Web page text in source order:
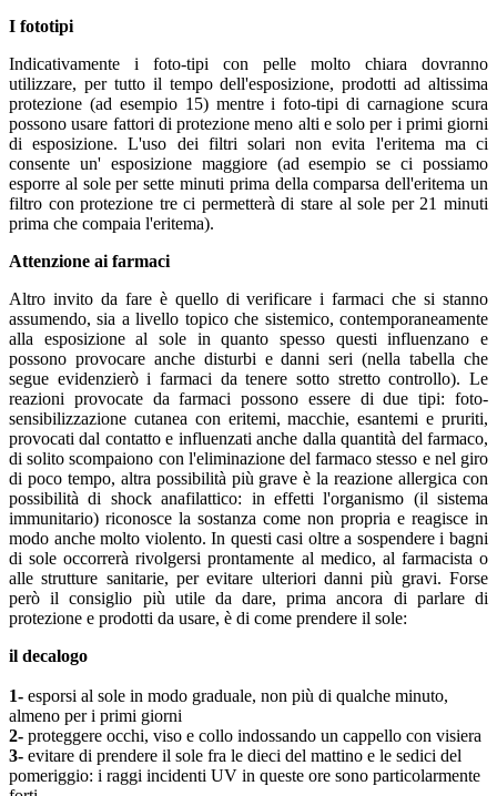
I fototipi
Indicativamente i foto-tipi con pelle molto chiara dovranno
utilizzare, per tutto il tempo dell'esposizione, prodotti ad altissima
protezione (ad esempio 15) mentre i foto-tipi di carnagione scura
possono usare fattori di protezione meno alti e solo per i primi giorni
di esposizione. L'uso dei filtri solari non evita l'eritema ma ci
consente un' esposizione maggiore (ad esempio se ci possiamo
esporre al sole per sette minuti prima della comparsa dell'eritema un
filtro con protezione tre ci permetterà di stare al sole per 21 minuti
prima che compaia l'eritema).
Attenzione ai farmaci
Altro invito da fare è quello di verificare i farmaci che si stanno
assumendo, sia a livello topico che sistemico, contemporaneamente
alla esposizione al sole in quanto spesso questi influenzano e
possono provocare anche disturbi e danni seri (nella tabella che
segue evidenzierò i farmaci da tenere sotto stretto controllo). Le
reazioni provocate da farmaci possono essere di due tipi: foto-
sensibilizzazione cutanea con eritemi, macchie, esantemi e pruriti,
provocati dal contatto e influenzati anche dalla quantità del farmaco,
di solito scompaiono con l'eliminazione del farmaco stesso e nel giro
di poco tempo, altra possibilità più grave è la reazione allergica con
possibilità di shock anafilattico: in effetti l'organismo (il sistema
immunitario) riconosce la sostanza come non propria e reagisce in
modo anche molto violento. In questi casi oltre a sospendere i bagni
di sole occorrerà rivolgersi prontamente al medico, al farmacista o
alle strutture sanitarie, per evitare ulteriori danni più gravi. Forse
però il consiglio più utile da dare, prima ancora di parlare di
protezione e prodotti da usare, è di come prendere il sole:
il decalogo
1- esporsi al sole in modo graduale, non più di qualche minuto,
almeno per i primi giorni
2- proteggere occhi, viso e collo indossando un cappello con visiera
3- evitare di prendere il sole fra le dieci del mattino e le sedici del
pomeriggio: i raggi incidenti UV in queste ore sono particolarmente